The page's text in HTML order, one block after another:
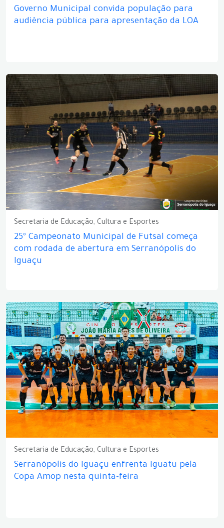
Governo Municipal convida população para
audiência pública para apresentação da LOA
Secretaria de Educação, Cultura e Esportes
25º Campeonato Municipal de Futsal começa
com rodada de abertura em Serranópolis do
Iguaçu
Secretaria de Educação, Cultura e Esportes
Serranópolis do Iguaçu enfrenta Iguatu pela
Copa Amop nesta quinta-feira